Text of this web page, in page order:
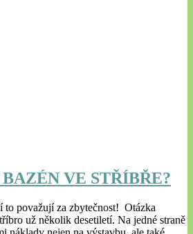
VE STŘÍBŘE?
to považují za zbytečnost! Otázka
už několik desetiletí. Na jedné straně